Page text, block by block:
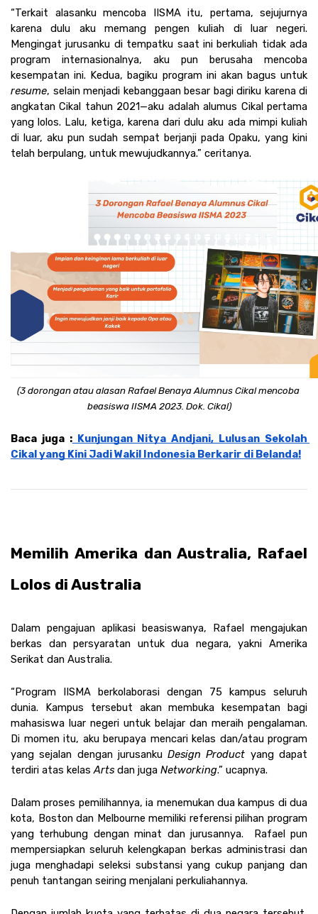
“Terkait alasanku mencoba IISMA itu, pertama, sejujurnya
karena dulu aku memang pengen kuliah di luar negeri.
Mengingat jurusanku di tempatku saat ini berkuliah tidak ada
program internasionalnya, aku pun berusaha mencoba
resume, selain menjadi kebanggaan besar bagi diriku karena di
angkatan Cikal tahun 2021—aku adalah alumus Cikal pertama
yang lolos. Lalu, ketiga, karena dari dulu aku ada mimpi kuliah
di luar, aku pun sudah sempat berjanji pada Opaku, yang kini
telah berpulang, untuk mewujudkannya.” ceritanya.
(3 dorongan atau alasan Rafael Benaya Alumnus Cikal mencoba
beasiswa IISMA 2023. Dok. Cikal)
Baca juga : Kunjungan Nitya Andjani, Lulusan Sekolah
Cikal yang Kini Jadi Wakil Indonesia Berkarir di Belanda!
Memilih Amerika dan Australia, Rafael
Lolos di Australia
Dalam pengajuan aplikasi beasiswanya, Rafael mengajukan
berkas dan persyaratan untuk dua negara, yakni Amerika
Serikat dan Australia.
“Program IISMA berkolaborasi dengan 75 kampus seluruh
dunia. Kampus tersebut akan membuka kesempatan bagi
mahasiswa luar negeri untuk belajar dan meraih pengalaman.
Di momen itu, aku berupaya mencari kelas dan/atau program
yang sejalan dengan jurusanku Design Product yang dapat
terdiri atas kelas Arts dan juga Networking.” ucapnya.
Dalam proses pemilihannya, ia menemukan dua kampus di dua
kota, Boston dan Melbourne memiliki referensi pilihan program
yang terhubung dengan minat dan jurusannya.  Rafael pun
mempersiapkan seluruh kelengkapan berkas administrasi dan
juga menghadapi seleksi substansi yang cukup panjang dan
penuh tantangan seiring menjalani perkuliahannya.